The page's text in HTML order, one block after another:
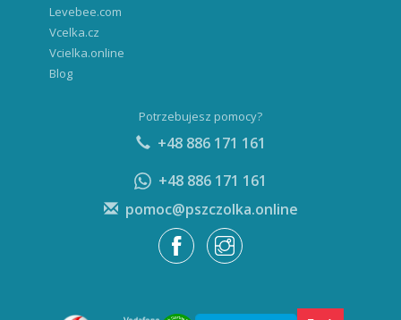
Levebee.com
Vcelka.cz
Vcielka.online
Blog
Potrzebujesz pomocy?
+48 886 171 161
+48 886 171 161
pomoc@pszczolka.online